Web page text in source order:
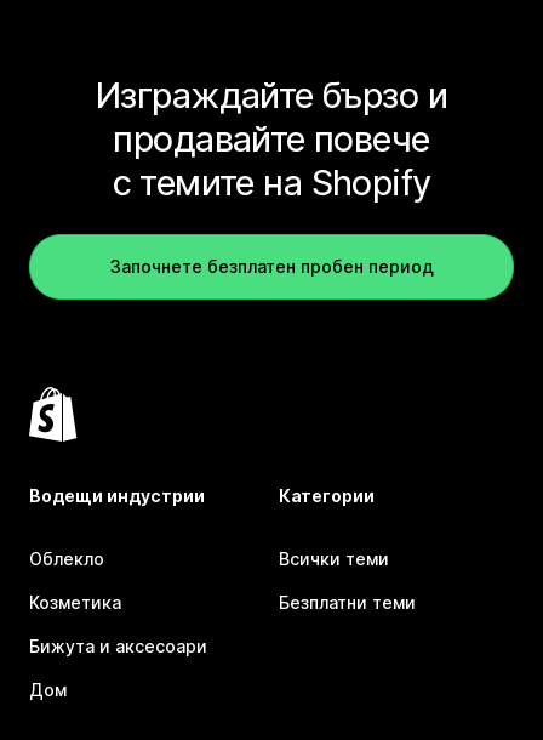
Изграждайте бързо и
продавайте повече
с темите на Shopify
Започнете безплатен пробен период
Водещи индустрии
Облекло
Козметика
Бижута и аксесоари
Дом
Категории
Всички теми
Безплатни теми